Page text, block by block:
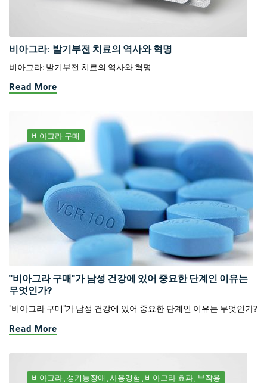
비아그라: 발기부전 치료의 역사와 혁명
비아그라: 발기부전 치료의 역사와 혁명
Read More
비아그라 구매
"비아그라 구매"가 남성 건강에 있어 중요한 단계인 이유는
무엇인가?
"비아그라 구매"가 남성 건강에 있어 중요한 단계인 이유는 무엇인가?
Read More
비아그라 성기능장애 사용경험 비아그라 효과 부작용